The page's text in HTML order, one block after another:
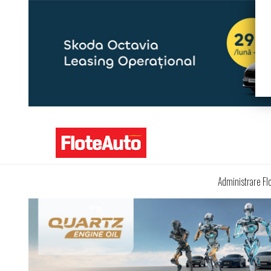
Administrare